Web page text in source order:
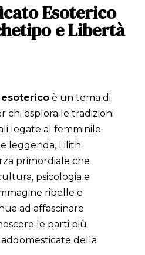
Esoterico
e Libertà
è un tema di
chi esplora le tradizioni
legate al femminile
leggenda, Lilith
primordiale che
psicologia e
ribelle e
ad affascinare
le parti più
della